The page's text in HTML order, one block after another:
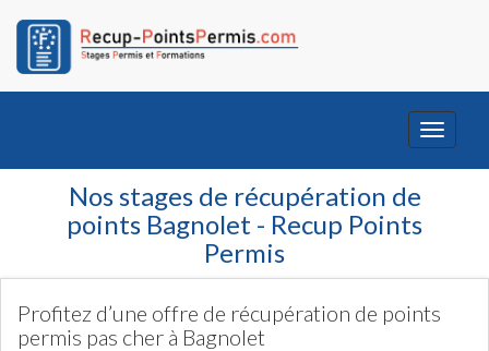
Toggle
Nos stages de récupération de
points Bagnolet - Recup Points
Permis
Profitez d’une offre de récupération de points
permis pas cher à Bagnolet